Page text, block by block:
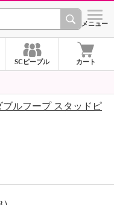
シ
メニュー
SCピープル カート
ブルフープ スタッドピ